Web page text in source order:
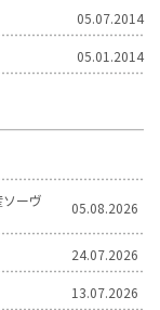
ーヴ
05.08.2026
24.07.2026
13.07.2026
05.07.2014
05.01.2014